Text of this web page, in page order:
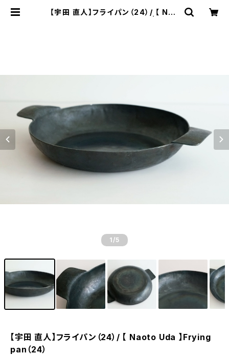
【宇田 直人】フライパン（24）/ 【 Nao
1 /5
【宇田 直人】フライパン（24）/ 【 Naoto Uda 】Frying
pan（24）